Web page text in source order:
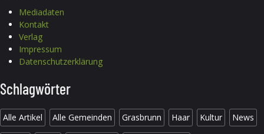
Mediadaten
Kontakt
Verlag
Impressum
Datenschutzerklärung
Schlagwörter
Alle Artikel Alle Gemeinden Grasbrunn Haar Kultur News